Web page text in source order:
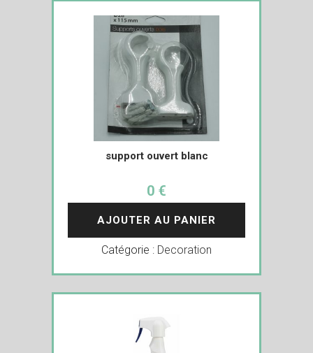
support ouvert blanc
0 €
AJOUTER AU PANIER
Catégorie : Decoration